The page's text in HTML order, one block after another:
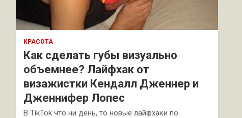
КРАСОТА
Как сделать губы визуально
объемнее? Лайфхак от
визажистки Кендалл Дженнер и
Дженнифер Лопес
В TikTok что ни день, то новые лайфхаки по